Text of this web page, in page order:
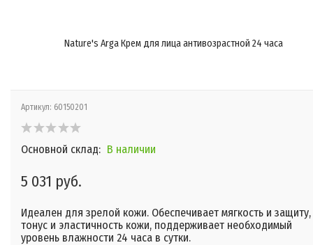
Nature's Arga Крем для лица антивозрастной 24 часа
Артикул: 60150201
Основной склад: В наличии
5 031 руб.
Идеален для зрелой кожи. Обеспечивает мягкость и защиту,
тонус и эластичность кожи, поддерживает необходимый
уровень влажности 24 часа в сутки.